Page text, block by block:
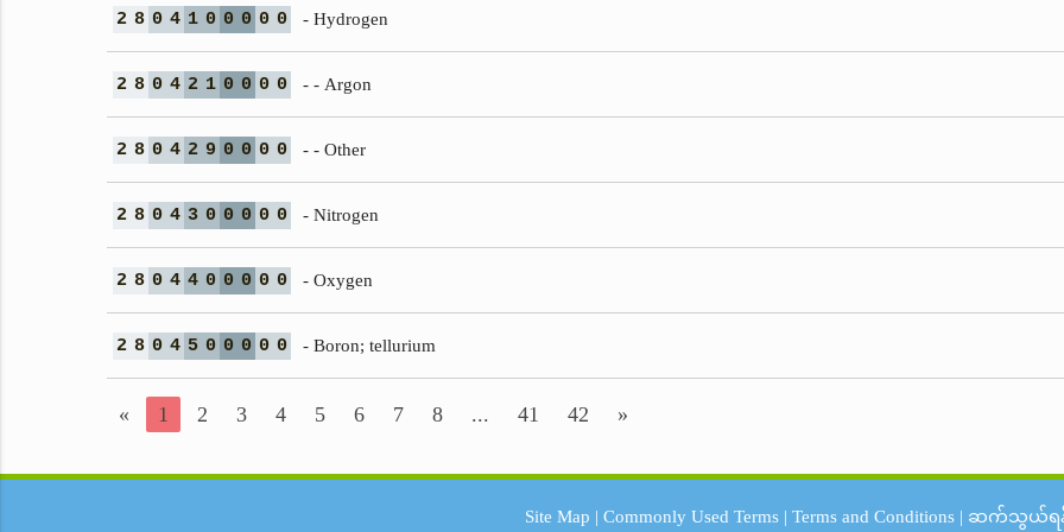
2 8 0 4 1 0 0 0 0 0 - Hydrogen
2 8 0 4 2 1 0 0 0 0 - - Argon
2 8 0 4 2 9 0 0 0 0 - - Other
2 8 0 4 3 0 0 0 0 0 - Nitrogen
2 8 0 4 4 0 0 0 0 0 - Oxygen
2 8 0 4 5 0 0 0 0 0 - Boron; tellurium
« 1 2 3 4 5 6 7 8 ... 41 42 »
Site Map | Commonly Used Terms| Terms and Conditions| ဆက်သွယ်ရ